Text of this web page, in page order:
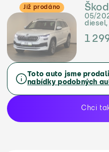
Již prodáno
05/
1
Toto auto jsme
nabídky podobných
Chci